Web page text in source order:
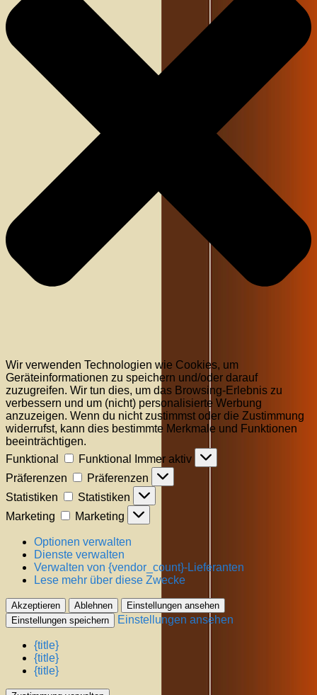
Wir verwenden Technologien wie Cookies, um
Geräteinformationen zu speichern und/oder darauf
zuzugreifen. Wir tun dies, um das Browsing-Erlebnis zu
verbessern und um (nicht) personalisierte Werbung
anzuzeigen. Wenn du nicht zustimmst oder die Zustimmung
widerrufst, kann dies bestimmte Merkmale und Funktionen
beeinträchtigen.
Funktional
Funktional
Immer aktiv
Präferenzen
Präferenzen
Statistiken
Statistiken
Marketing
Marketing
Optionen verwalten
Dienste verwalten
Verwalten von {vendor_count}-Lieferanten
Lese mehr über diese Zwecke
Akzeptieren Ablehnen
Einstellungen ansehen
Einstellungen speichern
Einstellungen ansehen
{title}
{title}
{title}